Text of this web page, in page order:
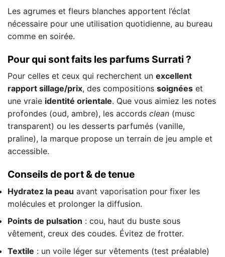
Les agrumes et fleurs blanches apportent l’éclat
nécessaire pour une utilisation quotidienne, au bureau
comme en soirée.
Pour qui sont faits les parfums Surrati ?
Pour celles et ceux qui recherchent un excellent
rapport sillage/prix, des compositions soignées et
une vraie identité orientale. Que vous aimiez les notes
profondes (oud, ambre), les accords clean (musc
transparent) ou les desserts parfumés (vanille,
praline), la marque propose un terrain de jeu ample et
accessible.
Conseils de port & de tenue
Hydratez la peau avant vaporisation pour fixer les
molécules et prolonger la diffusion.
Points de pulsation : cou, haut du buste sous
vêtement, creux des coudes. Évitez de frotter.
Textile : un voile léger sur vêtements (test préalable)